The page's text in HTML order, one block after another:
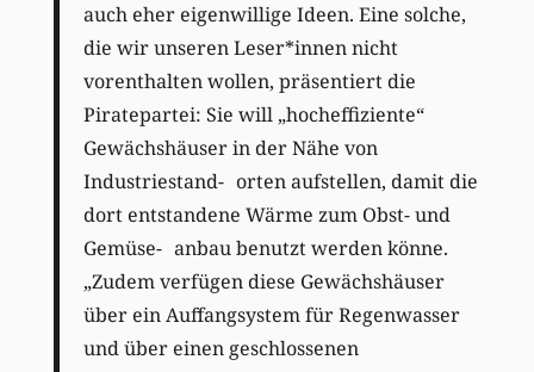
auch eher eigenwillige Ideen. Eine solche,
die wir unseren Leser*innen nicht
vorenthalten wollen, präsentiert die
Piratepartei: Sie will „hocheffiziente“
Gewächshäuser in der Nähe von
Industriestand- orten aufstellen, damit die
dort entstandene Wärme zum Obst- und
Gemüse- anbau benutzt werden könne.
„Zudem verfügen diese Gewächshäuser
über ein Auffangsystem für Regenwasser
und über einen geschlossenen